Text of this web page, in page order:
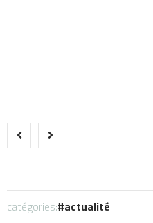
catégories: actualité